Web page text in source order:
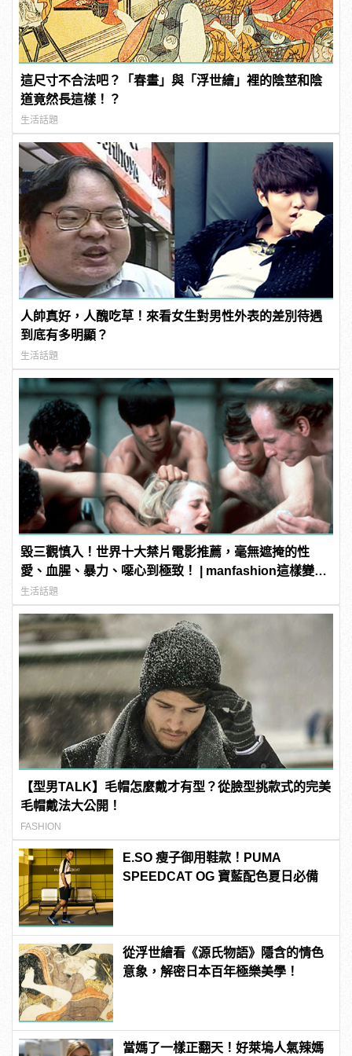
這尺寸不合法吧？「春畫」與「浮世繪」裡的陰莖和陰
道竟然長這樣！？
生活話題
人帥真好，人醜吃草！來看女生對男性外表的差別待遇
到底有多明顯？
生活話題
毀三觀慎入！世界十大禁片電影推薦，毫無遮掩的性
愛、血腥、暴力、噁心到極致！ | manfashion這樣變型
男
生活話題
【型男TALK】毛帽怎麼戴才有型？從臉型挑款式的完美
毛帽戴法大公開！
FASHION
E.SO 瘦子御用鞋款！PUMA
SPEEDCAT OG 寶藍配色夏日必備
從浮世繪看《源氏物語》隱含的情色
意象，解密日本百年極樂美學！
當媽了一樣正翻天！好萊塢人氣辣媽